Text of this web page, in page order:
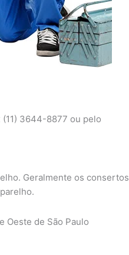
3644-8877 ou pelo
Geralmente os consertos
Oeste de São Paulo